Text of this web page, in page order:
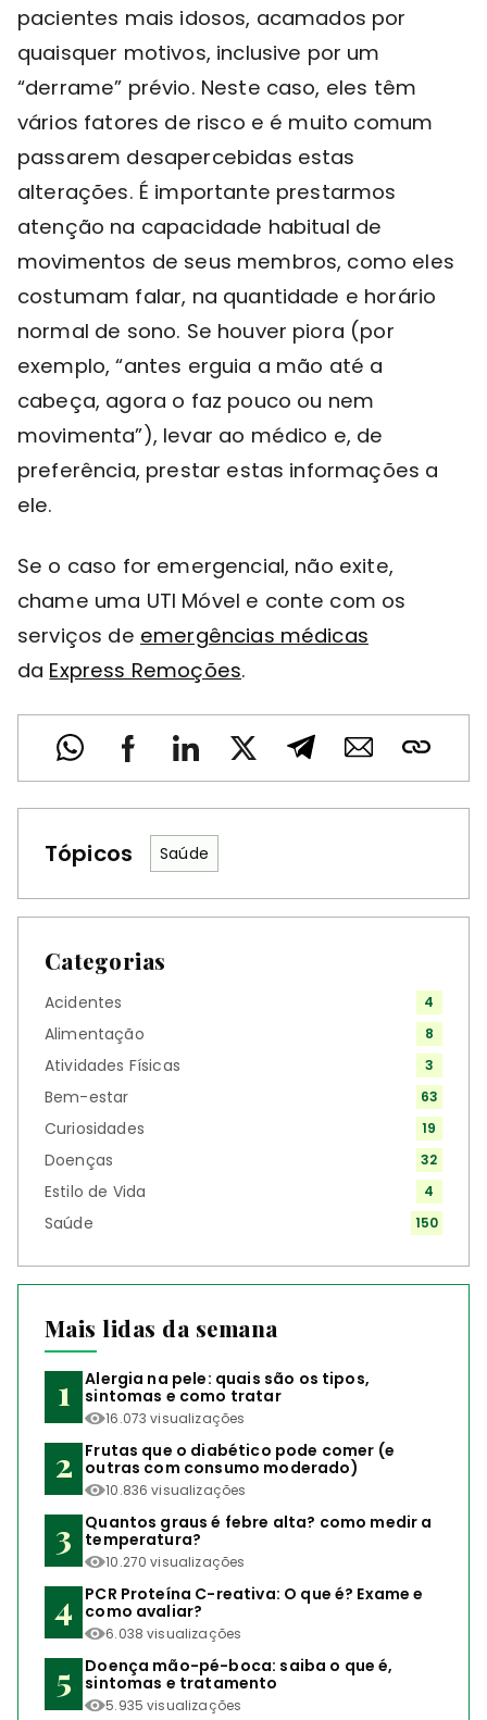
pacientes mais idosos, acamados por
quaisquer motivos, inclusive por um
“derrame” prévio. Neste caso, eles têm
vários fatores de risco e é muito comum
passarem desapercebidas estas
alterações. É importante prestarmos
atenção na capacidade habitual de
movimentos de seus membros, como eles
costumam falar, na quantidade e horário
normal de sono. Se houver piora (por
exemplo, “antes erguia a mão até a
cabeça, agora o faz pouco ou nem
movimenta”), levar ao médico e, de
preferência, prestar estas informações a
ele.
Se o caso for emergencial, não exite,
chame uma UTI Móvel e conte com os
serviços de emergências médicas
da Express Remoções.
Tópicos Saúde
Categorias
Acidentes 4
Alimentação 8
Atividades Físicas 3
Bem-estar 63
Curiosidades 19
Doenças 32
Estilo de Vida 4
Saúde 150
Mais lidas da semana
Alergia na pele: quais são os tipos,
sintomas e como tratar
16.073 visualizações
Frutas que o diabético pode comer (e
outras com consumo moderado)
10.836 visualizações
Quantos graus é febre alta? como medir a
temperatura?
10.270 visualizações
PCR Proteína C-reativa: O que é? Exame e
como avaliar?
6.038 visualizações
Doença mão-pé-boca: saiba o que é,
sintomas e tratamento
5.935 visualizações